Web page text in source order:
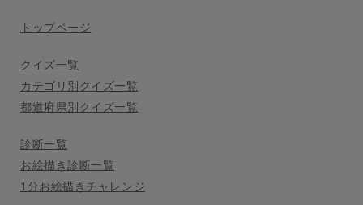
トップページ
クイズ一覧
カテゴリ別クイズ一覧
都道府県別クイズ一覧
診断一覧
お絵描き診断一覧
1分お絵描きチャレンジ